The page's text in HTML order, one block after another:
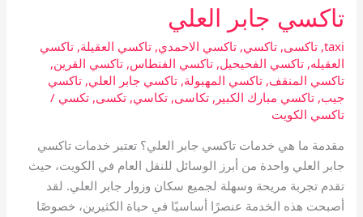
تاكسي جابر العلي
taxi
,تاكسى,تاكسي,تاكسي الاحمدي,تاكسي العقيلة,تاكسي
العقيله,تاكسي الفحيحيل,تاكسي الفنطاس,تاكسي القرين,
تاكسي المنقف,تاكسي المهبولة,تاكسي جابر العلي,تاكسي
جيب,تاكسي مبارك الكبير ,تكاسى,تكاسي,تكسى,تكسي /
تاكسي الكويت
مقدمة ما هي خدمات تاكسي جابر العلي؟ تعتبر خدمات تاكسي
جابر العلي واحدة من أبرز الوسائل للنقل العام في الكويت، حيث
تقدم تجربة مريحة وسهلة لجميع سكان وزوار جابر العلي. لقد
أصبحت هذه الخدمة عنصرًا أساسيًا في حياة الكثيرين، خصوصًا